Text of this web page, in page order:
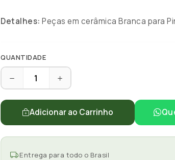
Detalhes: Peças em cerâmica Branca para
QUANTIDADE
Adicionar ao Carrinho
Entrega para todo o Brasil